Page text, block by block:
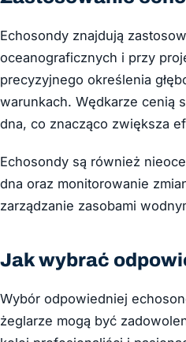
Echosondy znajdują
oceanograficznych i przy
precyzyjnego określenia
warunkach. Wędkarze cenią
dna, co znacząco zwiększa
Echosondy są również
dna oraz monitorowanie
zarządzanie zasobami
Jak wybrać
Wybór odpowiedniej
żeglarze mogą być